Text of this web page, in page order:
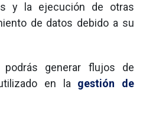
y la ejecución de otras
de datos debido a su
podrás generar flujos de
en la gestión de